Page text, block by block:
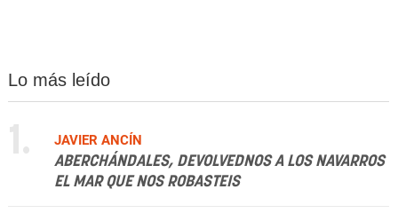
Lo más leído
1.
JAVIER ANCÍN
ABERCHÁNDALES, DEVOLVEDNOS A LOS NAVARROS
EL MAR QUE NOS ROBASTEIS